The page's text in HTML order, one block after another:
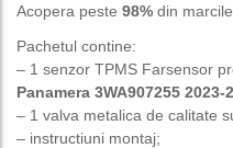
Acopera peste 98% din
Pachetul contine:
– 1 senzor TPMS Farsensor
Panamera 3WA907255 2023-
– 1 valva metalica de calitate
– instructiuni montaj;